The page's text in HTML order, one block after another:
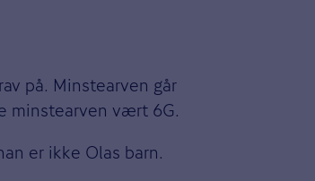
på. Minstearven går
minstearven vært 6G.
er ikke Olas barn.